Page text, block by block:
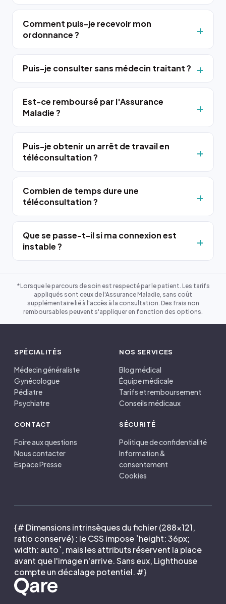
Comment puis-je recevoir mon
ordonnance ?
Puis-je consulter sans médecin traitant ?
Est-ce remboursé par l'Assurance
Maladie ?
Puis-je obtenir un arrêt de travail en
téléconsultation ?
Combien de temps dure une
téléconsultation ?
Que se passe-t-il si ma connexion est
instable ?
*Lorsque le parcours de soin est respecté par le patient. Les tarifs
appliqués sont ceux de l'Assurance Maladie, sans coût
supplémentaire lié à l'accès à la consultation. Des frais non
remboursables peuvent s'appliquer en fonction des options.
SPÉCIALITÉS
Médecin généraliste
Gynécologue
Pédiatre
Psychiatre
NOS SERVICES
Blog médical
Équipe médicale
Tarifs et remboursement
Conseils médicaux
CONTACT
Foire aux questions
Nous contacter
Espace Presse
SÉCURITÉ
Politique de confidentialité
Information &
consentement
Cookies
{# Dimensions intrinsèques du fichier (288×121,
ratio conservé) : le CSS impose `height: 36px;
width: auto`, mais les attributs réservent la place
avant que l'image n'arrive. Sans eux, Lighthouse
compte un décalage potentiel. #}